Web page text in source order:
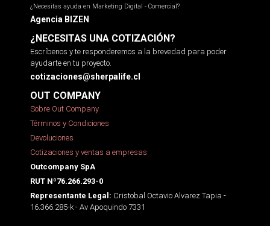
¿Necesitas ayuda en Marketing Digital - Comercial?
Agencia BIZEN
¿NECESITAS UNA COTIZACIÓN?
Escríbenos y te responderemos a la brevedad para poder
ayudarte en tu proyecto.
cotizaciones@sherpalife.cl
OUT COMPANY
Sobre Out Company
Términos y Condiciones
Devoluciones
Cotizaciones y ventas a empresas
Outcompany SpA
RUT Nº76.266.293-0
Representante Legal: Cristobal Octavio Alvarez Tapia -
16.366.285-k - Av Apoquindo 7331